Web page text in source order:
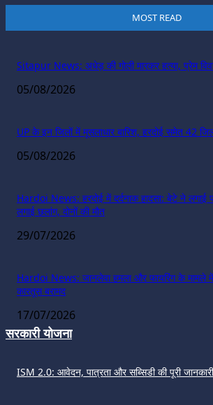
MOST READ
Sitapur News: अधेड़ की गोली मारकर हत्या, प्रेम
05/08/2026
UP के इन जिलों में मूसलाधार बारिश, हरदोई समेत 42
05/08/2026
Hardoi News: हरदोई में दर्दनाक हादसा: बेटे ने लगाई
लगाई छलांग, दोनों की मौत
29/07/2026
Hardoi News: जानलेवा हमला और फायरिंग के मामले में
कारतूस बरामद
17/07/2026
सरकारी योजना
ISM 2.0: आवेदन, पात्रता और सब्सिडी की पूरी जानकारी